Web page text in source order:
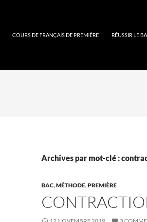
COURS DE FRANÇAIS DE PREMIÈRE RÉUSSIR LE
Archives par mot-clé :
BAC,MÉTHODE,PREMIÈRE